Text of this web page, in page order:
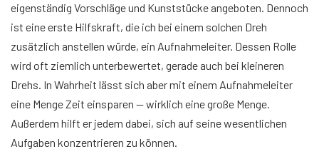
eigenständig Vorschläge und Kunststücke angeboten. Dennoch
ist eine erste Hilfskraft, die ich bei einem solchen Dreh
zusätzlich anstellen würde, ein Aufnahmeleiter. Dessen Rolle
wird oft ziemlich unterbewertet, gerade auch bei kleineren
Drehs. In Wahrheit lässt sich aber mit einem Aufnahmeleiter
eine Menge Zeit einsparen — wirklich eine große Menge.
Außerdem hilft er jedem dabei, sich auf seine wesentlichen
Aufgaben konzentrieren zu können.